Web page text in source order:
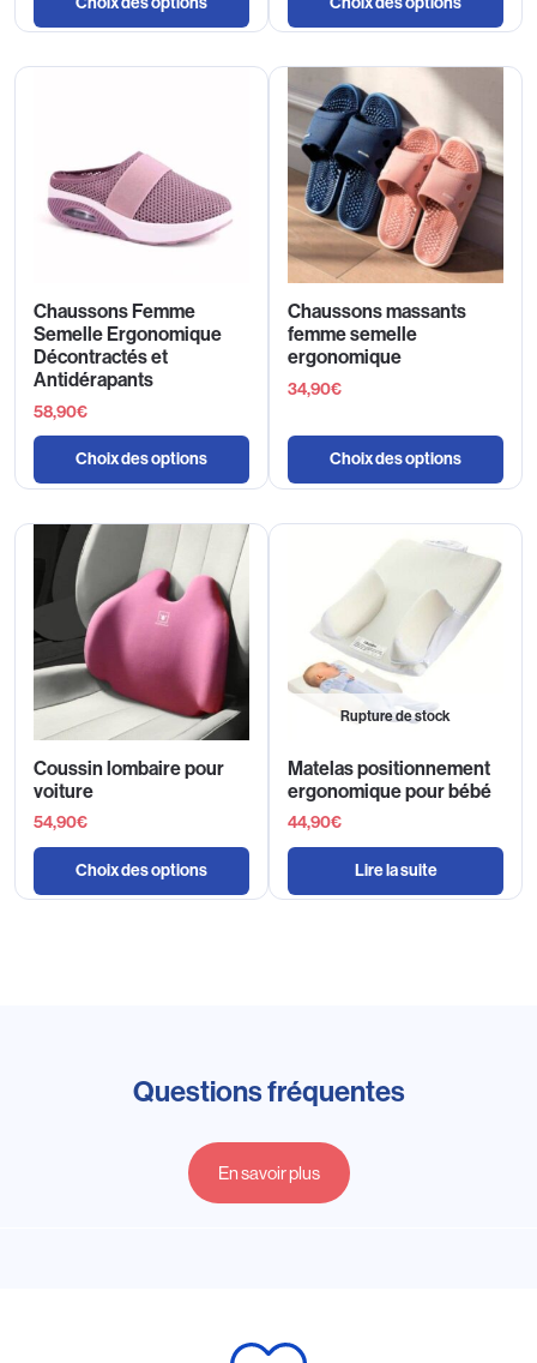
Chaussons Femme
Semelle Ergonomique
Décontractés et
Antidérapants
58,90€
Choix des options
Chaussons massants
femme semelle
ergonomique
34,90€
Choix des options
Coussin lombaire pour
voiture
54,90€
Choix des options
Rupture de stock
Matelas positionnement
ergonomique pour bébé
44,90€
Lire la suite
Questions fréquentes
En savoir plus